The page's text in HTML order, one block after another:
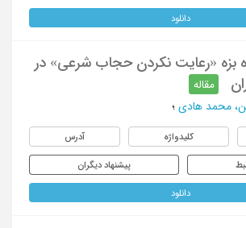
دانلود
بزه «رعایت نکردن حجاب شرعی» در
مقاله
محمد هادی ؛
کلیدواژه آدرس
پیشنهاد دیگران
دانلود